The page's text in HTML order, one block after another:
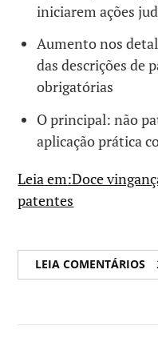
iniciarem ações
Aumento nos
das descrições de
obrigatórias
O principal: não
aplicação prática
Leia em:Doce
patentes
LEIA COMENTÁRIOS